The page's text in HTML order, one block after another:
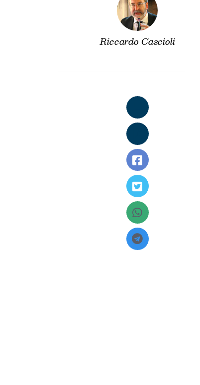
Riccardo Cascioli